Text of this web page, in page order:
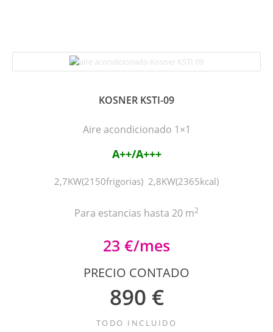
KOSNER KSTI-09
Aire acondicionado 1×1
A++/A+++
2,7KW(2150frigorias) 2,8KW(2365kcal)
Para estancias hasta 20 m2
23 €/mes
PRECIO CONTADO
890 €
TODO INCLUIDO